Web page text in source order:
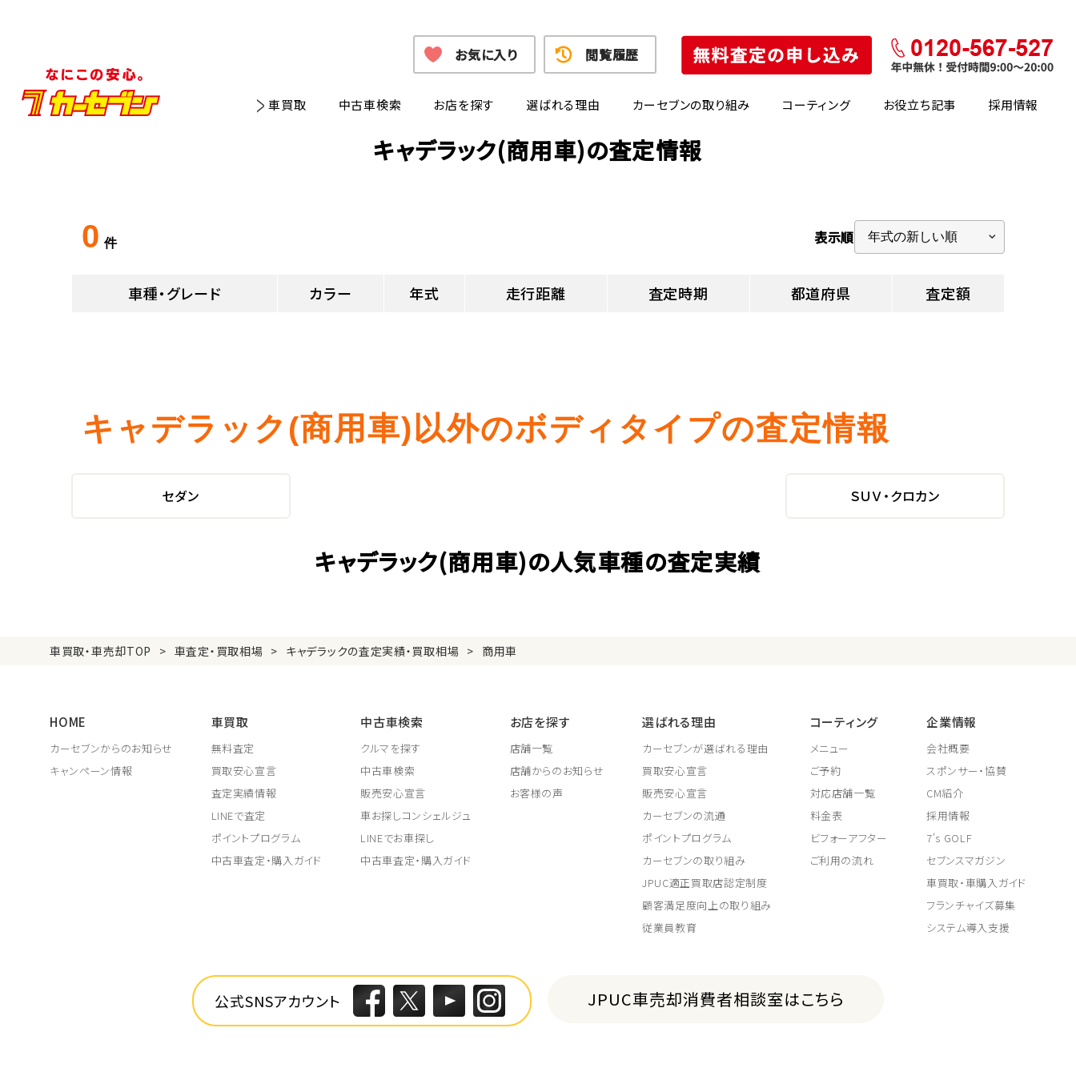
車買取 中古車検索 お店を探す 選ばれる理由 カーセブンの取り組み コーティング お役立ち記事 採用情報
お気に入り 閲覧履歴
キャデラック(商用車)の査定情報
0 件 表示順
車種・グレード カラー 年式 走行距離 査定時期 都道府県 査定額
キャデラック(商用車)以外のボディタイプの査定情報
セダン ＳＵＶ・クロカン
キャデラック(商用車)の人気車種の査定実績
車買取・車売却TOP 車査定・買取相場 キャデラックの査定実績・買取相場 商用車
HOME
カーセブンからのお知らせ
キャンペーン情報
車買取
無料査定
買取安心宣言
査定実績情報
LINEで査定
ポイントプログラム
中古車査定・購入ガイド
中古車検索
クルマを探す
中古車検索
販売安心宣言
車お探しコンシェルジュ
LINEでお車探し
中古車査定・購入ガイド
お店を探す
店舗一覧
店舗からのお知らせ
お客様の声
選ばれる理由
カーセブンが選ばれる理由
買取安心宣言
販売安心宣言
カーセブンの流通
ポイントプログラム
カーセブンの取り組み
JPUC適正買取店認定制度
顧客満足度向上の取り組み
従業員教育
コーティング
メニュー
ご予約
対応店舗一覧
料金表
ビフォーアフター
ご利用の流れ
企業情報
会社概要
スポンサー・協賛
CM紹介
採用情報
7's GOLF
セブンスマガジン
車買取・車購入ガイド
フランチャイズ募集
システム導入支援
公式SNSアカウント JPUC車売却消費者相談室はこちら